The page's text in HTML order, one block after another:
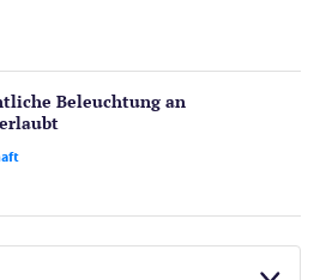
Beleuch­tung an